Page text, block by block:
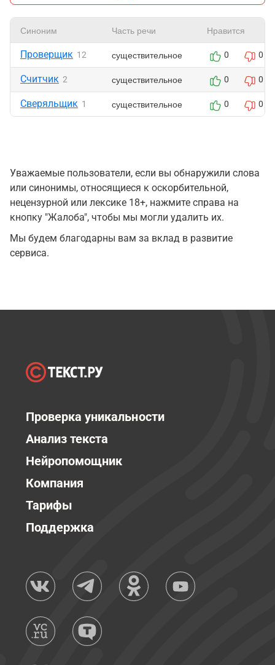
Синоним Часть речи Нравится
Проверщик 12 существительное 0 0
Считчик 2 существительное 0 0
Сверяльщик 1 существительное 0 0
Уважаемые пользователи, если вы обнаружили слова
или синонимы, относящиеся к оскорбительной,
нецензурной или лексике 18+, нажмите справа на
кнопку "Жалоба", чтобы мы могли удалить их.
Мы будем благодарны вам за вклад в развитие
сервиса.
Проверка уникальности
Анализ текста
Нейропомощник
Компания
Тарифы
Поддержка